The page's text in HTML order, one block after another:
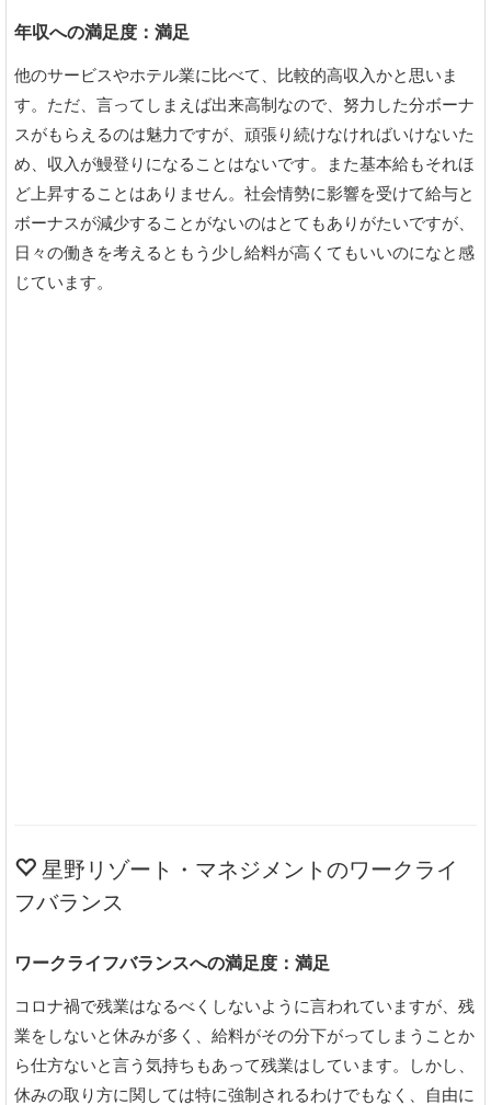
年収への満足度：満足
他のサービスやホテル業に比べて、比較的高収入かと思いま
す。ただ、言ってしまえば出来高制なので、努力した分ボーナ
スがもらえるのは魅力ですが、頑張り続けなければいけないた
め、収入が鰻登りになることはないです。また基本給もそれほ
ど上昇することはありません。社会情勢に影響を受けて給与と
ボーナスが減少することがないのはとてもありがたいですが、
日々の働きを考えるともう少し給料が高くてもいいのになと感
じています。
星野リゾート・マネジメントのワークライ
フバランス
ワークライフバランスへの満足度：満足
コロナ禍で残業はなるべくしないように言われていますが、残
業をしないと休みが多く、給料がその分下がってしまうことか
ら仕方ないと言う気持ちもあって残業はしています。しかし、
休みの取り方に関しては特に強制されるわけでもなく、自由に